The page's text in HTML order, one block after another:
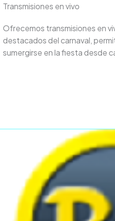
Transmisiones en vivo
Ofrecemos transmisiones en
destacados del carnaval,
sumergirse en la fiesta desde